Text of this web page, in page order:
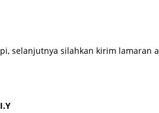
selanjutnya silahkan kirim lamaran